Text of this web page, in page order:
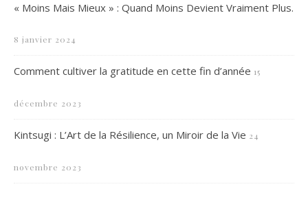
« Moins Mais Mieux » : Quand Moins Devient Vraiment Plus.
8 janvier 2024
Comment cultiver la gratitude en cette fin d’année 15
décembre 2023
Kintsugi : L’Art de la Résilience, un Miroir de la Vie 24
novembre 2023